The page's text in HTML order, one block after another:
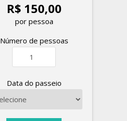
R$ 150,00
por pessoa
Número de pessoas
Data do passeio